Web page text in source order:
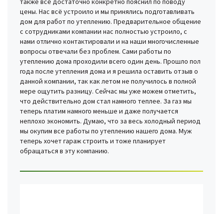
цены. Нас всё устроило и мы принялись подготавливать
дом для работ по утеплению. Предварительное общение
с сотрудниками компании нас полностью устроило, с
нами отлично контактировали и на наши многочисленные
вопросы отвечали без проблем. Сами работы по
утеплению дома проходили всего один день. Прошло пол
года после утепления дома и я решила оставить отзыв о
данной компании, так как летом не получилось в полной
мере ощутить разницу. Сейчас мы уже можем отметить,
что действительно дом стал намного теплее. За газ мы
теперь платим намного меньше и даже получается
неплохо экономить. Думаю, что за весь холодный период
мы окупим все работы по утеплению нашего дома. Муж
теперь хочет гараж строить и тоже планирует
обращаться в эту компанию.